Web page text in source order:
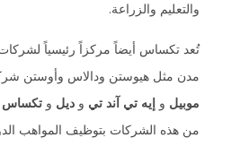
والتعليم والزراعة.
مدن مثل هيوستن ودالاس وأوستن
موبيل و إيه تي آند تي و ديل و تكساس
من هذه الشركات بتوظيف المواهب